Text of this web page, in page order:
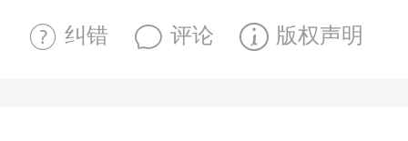
纠错 评论 版权声明